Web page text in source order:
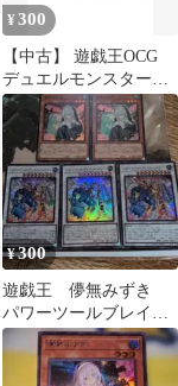
¥300
【中古】 遊戯王OCG
デュエルモンスターズ
儚無みずき DBVS
DBVS-JP043 2枚セット
¥300
遊戯王 儚無みずき
パワーツールブレイバ
ードラゴン スーパー
レア